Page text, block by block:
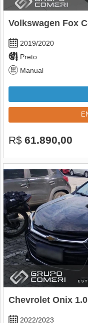
Volkswagen Fox
2019/2020
Preto
Manual
R$ 61.890,00
Chevrolet Onix 1.0
2022/2023